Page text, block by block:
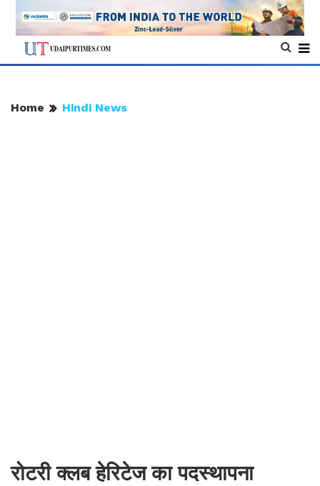
Home Hindi News
रोटरी क्लब हेरिटेज का पदस्थापना